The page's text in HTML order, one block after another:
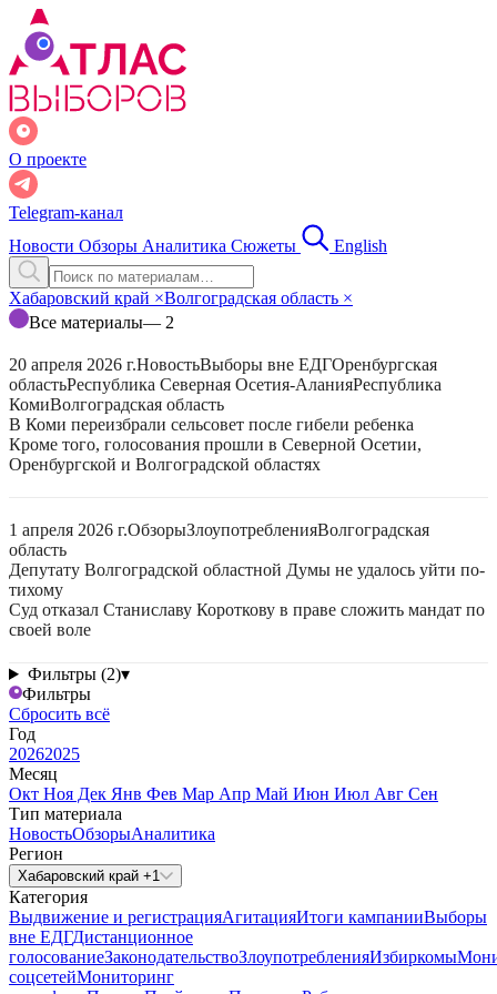
О проекте
Telegram-канал
Новости Обзоры Аналитика Сюжеты English
Хабаровский край ×Волгоградская область ×
Все материалы— 2
20 апреля 2026 г.НовостьВыборы вне ЕДГОренбургская
областьРеспублика Северная Осетия-АланияРеспублика
КомиВолгоградская область
В Коми переизбрали сельсовет после гибели ребенка
Кроме того, голосования прошли в Северной Осетии,
Оренбургской и Волгоградской областях
1 апреля 2026 г.ОбзорыЗлоупотребленияВолгоградская
область
Депутату Волгоградской областной Думы не удалось уйти по-
тихому
Суд отказал Станиславу Короткову в праве сложить мандат по
своей воле
Фильтры (2)▾
Фильтры
Сбросить всё
Год
20262025
Месяц
Окт Ноя Дек Янв Фев Мар Апр Май Июн Июл Авг Сен
Тип материала
НовостьОбзорыАналитика
Регион
Хабаровский край +1
Категория
Выдвижение и регистрацияАгитацияИтоги кампанииВыборы
вне ЕДГДистанционное
голосованиеЗаконодательствоЗлоупотребленияИзбиркомы
соцсетейМониторинг